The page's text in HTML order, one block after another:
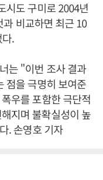
시도 구미로 2004년
비교하면 최근 10
.
는 "이번 조사 결과
점을 극명히 보여준
우를 포함한 극단적
지며 불확실성이 높
. 손영호 기자